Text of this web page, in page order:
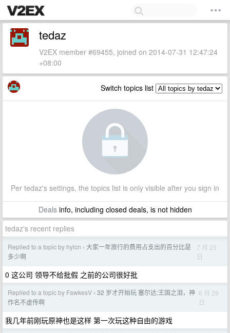
tedaz
V2EX member #69455, joined on 2014-07-31 12:47:24
+08:00
Switch topics list
Per tedaz's settings, the topics list is only visible after you sign in
Dealsinfo, including closed deals, is not hidden
tedaz's recent replies
Replied to a topic by hylcn › 大家一年旅行的费用占支出的百分比是
多少啊
7 月 25
日
0 这公司 领导不给批假 之前的公司很好批
Replied to a topic by FawkesV › 32 岁才开始玩 塞尔达:王国之泪，神
作名不虚传啊
6 月 29
日
我几年前刚玩原神也是这样 第一次玩这种自由的游戏